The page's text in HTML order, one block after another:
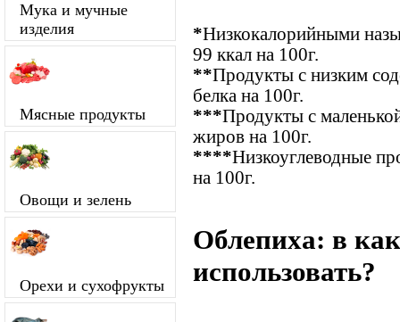
Мука и мучные
изделия
Мясные продукты
Овощи и зелень
Орехи и сухофрукты
*Низкокалорийными
99 ккал на 100г.
**Продукты с низким
белка на 100г.
***Продукты с
жиров на 100г.
****Низкоуглеводные
на 100г.
Облепиха: в
использовать?